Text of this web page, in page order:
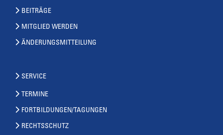
BEITRÄGE
MITGLIED WERDEN
ÄNDERUNGSMITTEILUNG
SERVICE
TERMINE
FORTBILDUNGEN/TAGUNGEN
RECHTSSCHUTZ